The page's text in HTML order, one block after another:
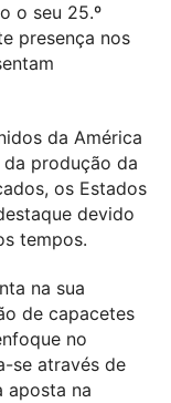
o seu 25.º
presença nos
da América
produção da
os Estados
devido
tempos.
na sua
de capacetes
no
se através de
aposta na